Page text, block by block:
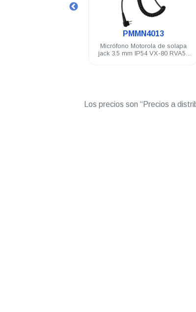
PMMN4013
Micrófono Motorola de solapa
jack 3.5 mm IP54 VX-80 RVA50
Los precios son “Precios a